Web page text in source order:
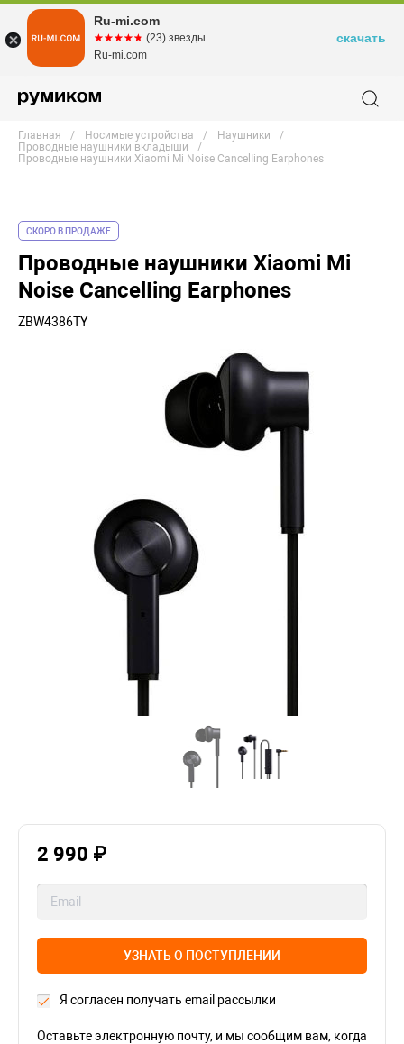
Главная Носимые устройства
Наушники
Проводные наушники вкладыши
Проводные наушники Xiaomi Mi Noise CancelIing Earphones
СКОРО В ПРОДАЖЕ
Проводные наушники Xiaomi Mi
Noise CancelIing Earphones
ZBW4386TY
2 990 ₽
УЗНАТЬ О ПОСТУПЛЕНИИ
Я согласен получать email рассылки
Оставьте электронную почту, и мы сообщим вам, когда
Ru-mi.com
☆☆☆☆☆
★★★★★ (23) звезды
Ru-mi.com
скачать